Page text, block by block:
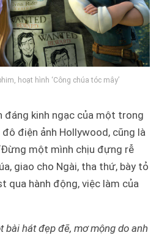
hoạt hình ‘Công chúa tóc mây’
đáng kinh ngạc của một trong
đô điện ảnh Hollywood, cũng là
một mình chịu đựng rễ
giao cho Ngài, tha thứ, bày tỏ
qua hành động, việc làm của
bài hát đẹp đẽ, mơ mộng do anh